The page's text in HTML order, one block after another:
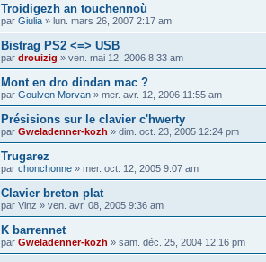
Troidigezh an touchennoù
par Giulia » lun. mars 26, 2007 2:17 am
Bistrag PS2 <=> USB
par drouizig » ven. mai 12, 2006 8:33 am
Mont en dro dindan mac ?
par Goulven Morvan » mer. avr. 12, 2006 11:55 am
Présisions sur le clavier c'hwerty
par Gweladenner-kozh » dim. oct. 23, 2005 12:24 pm
Trugarez
par chonchonne » mer. oct. 12, 2005 9:07 am
Clavier breton plat
par Vinz » ven. avr. 08, 2005 9:36 am
K barrennet
par Gweladenner-kozh » sam. déc. 25, 2004 12:16 pm